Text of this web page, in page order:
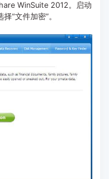
WinSuite 2012。启动
“文件加密”。